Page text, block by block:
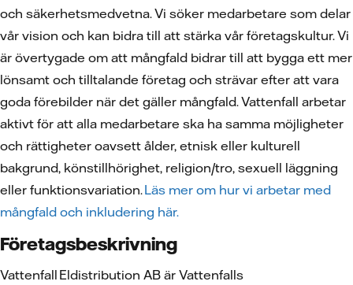
och säkerhetsmedvetna. Vi söker medarbetare som delar
vår vision och kan bidra till att stärka vår företagskultur. Vi
är övertygade om att mångfald bidrar till att bygga ett mer
lönsamt och tilltalande företag och strävar efter att vara
goda förebilder när det gäller mångfald. Vattenfall arbetar
aktivt för att alla medarbetare ska ha samma möjligheter
och rättigheter oavsett ålder, etnisk eller kulturell
bakgrund, könstillhörighet, religion/tro, sexuell läggning
eller funktionsvariation.Läs mer om hur vi arbetar med
mångfald och inkludering här.
Företagsbeskrivning
Vattenfall Eldistribution AB är Vattenfalls